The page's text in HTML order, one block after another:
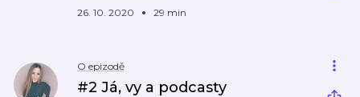
26. 10. 2020 29 min
O epizodě
#2 Já, vy a podcasty